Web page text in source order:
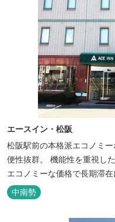
エースイン・松阪
松阪駅前の本格派エコノミ
便性抜群。 機能性を重視し
エコノミーな価格で長期滞
ただけます。 無料サービス ・３０種類以上の和洋朝食ビュッフェ
（6:30～9:30） ・アルコー
（18:00～20:00）
中南勢